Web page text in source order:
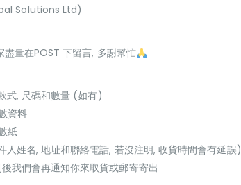
Solutions Ltd)
量在POST 下留言, 多謝幫忙
式, 尺碼和數量 (如有)
資料
紙
姓名, 地址和聯絡電話, 若沒注明, 收貨時間會有延誤)
我們會再通知你來取貨或郵寄寄出